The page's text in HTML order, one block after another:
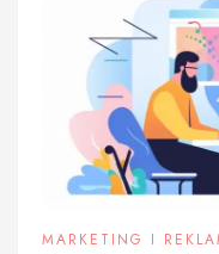
MARKETING I